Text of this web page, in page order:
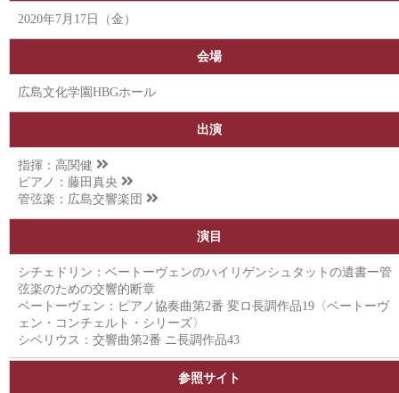
2020年7月17日（金）
会場
広島文化学園HBGホール
出演
指揮： 高関健
ピアノ： 藤田真央
管弦楽： 広島交響楽団
演目
シチェドリン：ベートーヴェンのハイリゲンシュタットの遺書ー管
弦楽のための交響的断章
ベートーヴェン：ピアノ協奏曲第2番 変ロ長調作品19〈ベートーヴ
ェン・コンチェルト・シリーズ〉
シベリウス：交響曲第2番 ニ長調作品43
参照サイト